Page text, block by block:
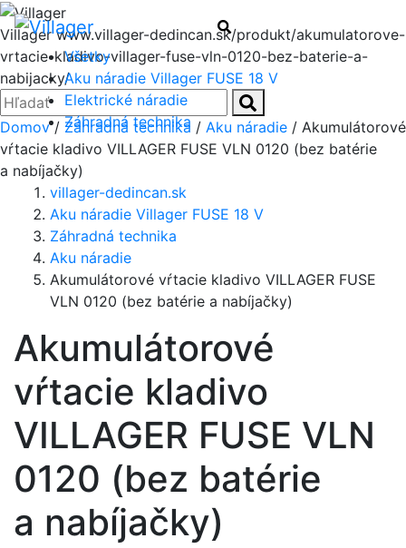
Villagerwww.villager-dedincan.sk/produkt/akumulatorove-
vrtacie-kladivo-villager-fuse-vln-0120-bez-baterie-a-
nabijacky/
Zatvoriť
Hľadať: Hľadať
Hľadať
Všetky
Aku náradie Villager FUSE 18 V
Elektrické náradie
Záhradná technika
Domov/ Záhradná technika / Aku náradie / Akumulátorové
vŕtacie kladivo VILLAGER FUSE VLN 0120 (bez batérie
a nabíjačky)
villager-dedincan.sk
Aku náradie Villager FUSE 18 V
Záhradná technika
Aku náradie
Akumulátorové vŕtacie kladivo VILLAGER FUSE
VLN 0120 (bez batérie a nabíjačky)
Akumulátorové
vŕtacie kladivo
VILLAGER FUSE VLN
0120 (bez batérie
a nabíjačky)